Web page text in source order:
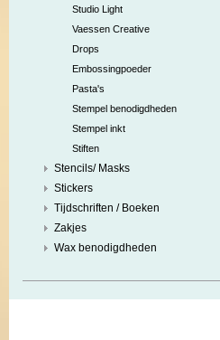
Studio Light
Vaessen Creative
Drops
Embossingpoeder
Pasta's
Stempel benodigdheden
Stempel inkt
Stiften
Stencils/ Masks
Stickers
Tijdschriften / Boeken
Zakjes
Wax benodigdheden